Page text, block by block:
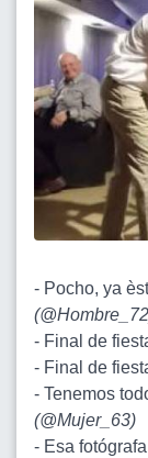
- Pocho, ya
(@Hombre_72
- Final de
- Final de
- Tenemos
(@Mujer_63)
- Esa